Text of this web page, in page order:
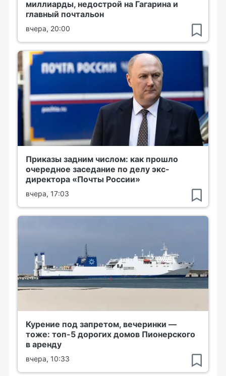
миллиарды, недострой на Гагарина и
главный почтальон
вчера, 20:00
Приказы задним числом: как прошло
очередное заседание по делу экс-
директора «Почты России»
вчера, 17:03
Курение под запретом, вечеринки —
тоже: топ-5 дорогих домов Пионерского
в аренду
вчера, 10:33